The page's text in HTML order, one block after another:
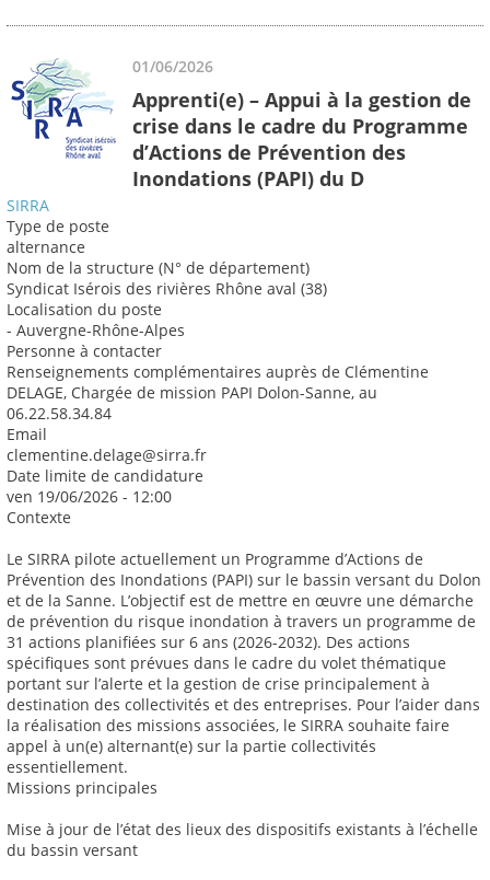
01/06/2026
Apprenti(e) – Appui à la gestion de
crise dans le cadre du Programme
d’Actions de Prévention des
Inondations (PAPI) du D
SIRRA
Type de poste
alternance
Nom de la structure (N° de département)
Syndicat Isérois des rivières Rhône aval (38)
Localisation du poste
- Auvergne-Rhône-Alpes
Personne à contacter
Renseignements complémentaires auprès de Clémentine
DELAGE, Chargée de mission PAPI Dolon-Sanne, au
06.22.58.34.84
Email
clementine.delage@sirra.fr
Date limite de candidature
ven 19/06/2026 - 12:00
Contexte
Le SIRRA pilote actuellement un Programme d’Actions de
Prévention des Inondations (PAPI) sur le bassin versant du Dolon
et de la Sanne. L’objectif est de mettre en œuvre une démarche
de prévention du risque inondation à travers un programme de
31 actions planifiées sur 6 ans (2026-2032). Des actions
spécifiques sont prévues dans le cadre du volet thématique
portant sur l’alerte et la gestion de crise principalement à
destination des collectivités et des entreprises. Pour l’aider dans
la réalisation des missions associées, le SIRRA souhaite faire
appel à un(e) alternant(e) sur la partie collectivités
essentiellement.
Missions principales
Mise à jour de l’état des lieux des dispositifs existants à l’échelle
du bassin versant